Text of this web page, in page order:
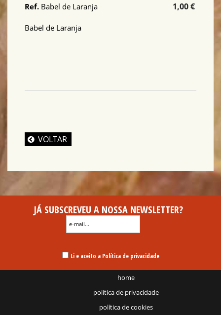
1,00 €
Ref. Babel de Laranja
Babel de Laranja
VOLTAR
JÁ SUBSCREVEU A NOSSA NEWSLETTER?
Li e aceito a Política de privacidade
home
política de privacidade
política de cookies